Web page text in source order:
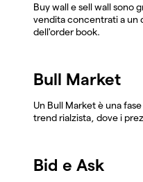
Buy wall e sell wall sono
vendita concentrati a un
dell'order book.
Bull Market
Un Bull Market è una
trend rialzista, dove i
Bid e Ask